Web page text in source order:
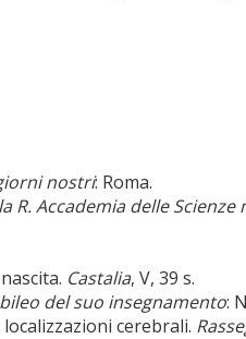
nostri: Roma.
R. Accademia delle
Castalia, V, 39 s.
del suo insegnamento:
cerebrali.